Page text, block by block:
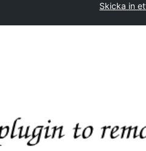
Skicka in